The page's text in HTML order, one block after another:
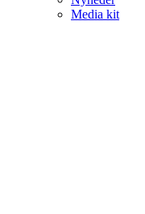
Media kit